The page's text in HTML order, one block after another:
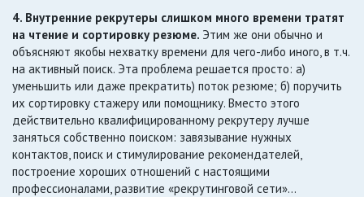
4. Внутренние рекрутеры слишком много времени тратят
на чтение и сортировку резюме. Этим же они обычно и
объясняют якобы нехватку времени для чего-либо иного, в т.ч.
на активный поиск. Эта проблема решается просто: а)
уменьшить или даже прекратить) поток резюме; б) поручить
их сортировку стажеру или помощнику. Вместо этого
действительно квалифицированному рекрутеру лучше
заняться собственно поиском: завязывание нужных
контактов, поиск и стимулирование рекомендателей,
построение хороших отношений с настоящими
профессионалами, развитие «рекрутинговой сети»…